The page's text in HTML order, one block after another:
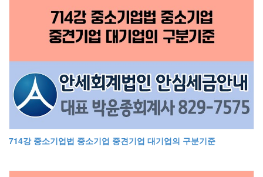
714강 중소기업법 중소기업 중견기업 대기업의 구분기준